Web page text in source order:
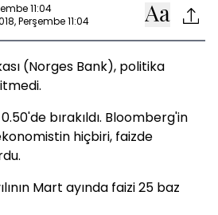
11:04
Perşembe 11:04
(Norges Bank), politika
bırakıldı. Bloomberg'in
hiçbiri, faizde
Mart ayında faizi 25 baz